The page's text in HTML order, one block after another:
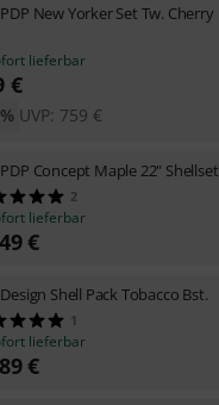
PDP New Yorker Set Tw. Cherry
lieferbar
€
UVP: 759 €
PDP Concept Maple 22" Shellset
2
lieferbar
€
Design Shell Pack Tobacco Bst.
1
lieferbar
€